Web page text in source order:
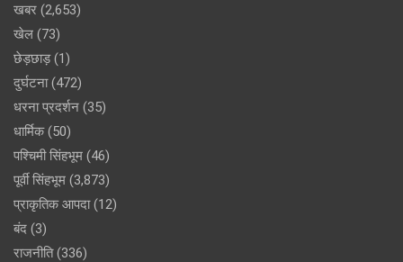
खबर (2,653)
खेल (73)
छेड़छाड़(1)
दुर्घटना(472)
धरना प्रदर्शन (35)
धार्मिक(50)
पश्चिमी सिंहभूम (46)
पूर्वी सिंहभूम (3,873)
प्राकृतिक आपदा(12)
बंद (3)
राजनीति(336)